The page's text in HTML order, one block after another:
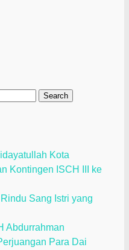
Kota
Kontingen ISCH III ke
Sang Istri yang
Abdurrahman
Para Dai